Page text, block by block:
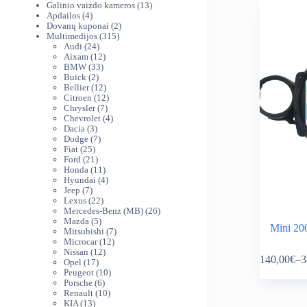
Mini
140,00€–
product
produktai
Galinio vaizdo kameros 1313
Apdailos 44
produktai
Dovanų kuponai 22
produktai
Multimedijos 315315
Audi 2424
produktai
Aixam 1212
produktų
BMW 3333
Buick 22
produktai
Bellier 1212
produktų
Citroen 1212
produktų
Chrysler 77
produktai
Chevrolet 44
Dacia 33
produktai
Dodge 77
Fiat 2525
produktai
Ford 21 21
produktas
Honda 11 11
produktų
Hyundai 44
Jeep 77
produktai
Lexus 2222
produktai
Mercedes-Benz (MB) 2626
Mazda 55
produktai
Mitsubishi 77
produktai
Microcar 1212
Nissan 1212
Opel 1717
produktų
Peugeot 1010
Porsche 66
produktai
Renault 1010
KIA 1313